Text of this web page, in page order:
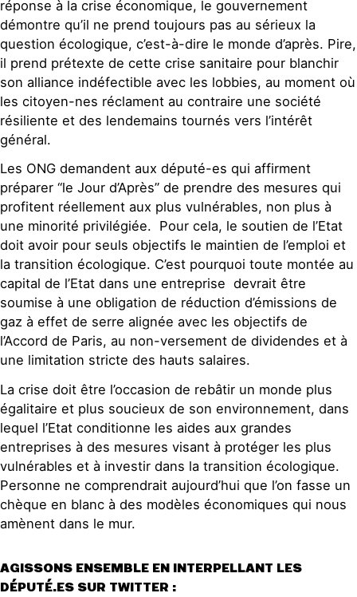
réponse à la crise économique, le gouvernement
démontre qu’il ne prend toujours pas au sérieux la
question écologique, c’est-à-dire le monde d’après. Pire,
il prend prétexte de cette crise sanitaire pour blanchir
son alliance indéfectible avec les lobbies, au moment où
les citoyen-nes réclament au contraire une société
résiliente et des lendemains tournés vers l’intérêt
général.
Les ONG demandent aux député-es qui affirment
préparer “le Jour d’Après” de prendre des mesures qui
profitent réellement aux plus vulnérables, non plus à
une minorité privilégiée. Pour cela, le soutien de l’Etat
doit avoir pour seuls objectifs le maintien de l’emploi et
la transition écologique. C’est pourquoi toute montée au
capital de l’Etat dans une entreprise devrait être
soumise à une obligation de réduction d’émissions de
gaz à effet de serre alignée avec les objectifs de
l’Accord de Paris, au non-versement de dividendes et à
une limitation stricte des hauts salaires.
La crise doit être l’occasion de rebâtir un monde plus
égalitaire et plus soucieux de son environnement, dans
lequel l’Etat conditionne les aides aux grandes
entreprises à des mesures visant à protéger les plus
vulnérables et à investir dans la transition écologique.
Personne ne comprendrait aujourd’hui que l’on fasse un
chèque en blanc à des modèles économiques qui nous
amènent dans le mur.
AGISSONS ENSEMBLE EN INTERPELLANT LES
DÉPUTÉ.ES SUR TWITTER :